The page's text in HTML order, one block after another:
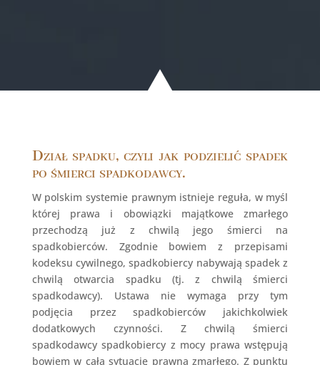
Dział spadku, czyli jak podzielić spadek
po śmierci spadkodawcy.
W polskim systemie prawnym istnieje reguła, w myśl
której prawa i obowiązki majątkowe zmarłego
przechodzą już z chwilą jego śmierci na
spadkobierców. Zgodnie bowiem z przepisami
kodeksu cywilnego, spadkobiercy nabywają spadek z
chwilą otwarcia spadku (tj. z chwilą śmierci
spadkodawcy). Ustawa nie wymaga przy tym
podjęcia przez spadkobierców jakichkolwiek
dodatkowych czynności. Z chwilą śmierci
spadkodawcy spadkobiercy z mocy prawa wstępują
bowiem w całą sytuację prawną zmarłego. Z punktu